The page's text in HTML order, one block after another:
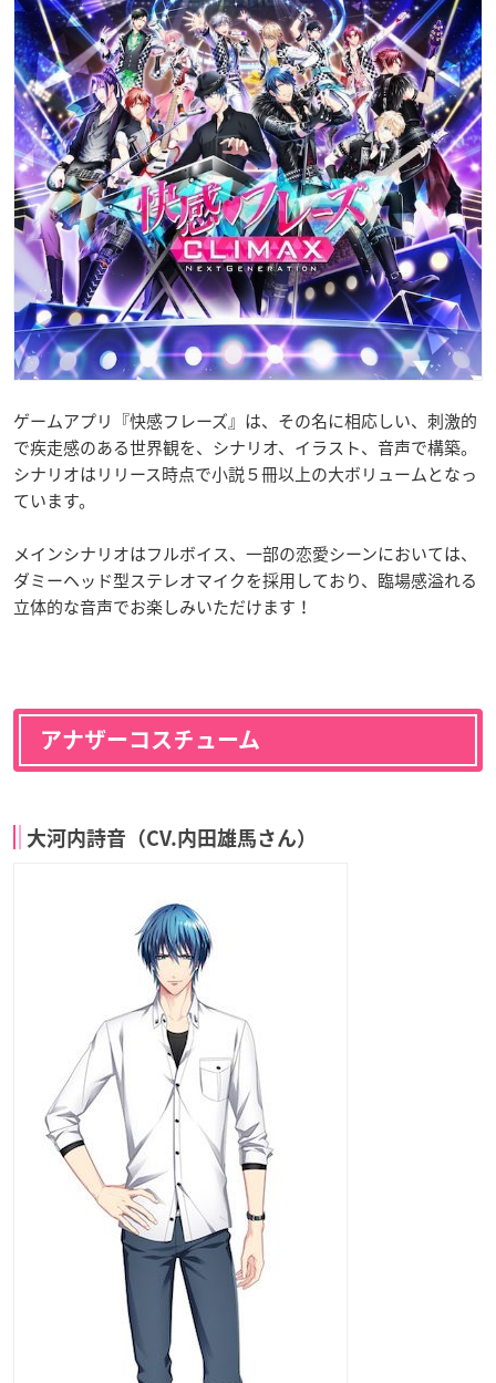
ゲームアプリ『快感フレーズ』は、その名に相応しい、刺激的
で疾走感のある世界観を、シナリオ、イラスト、音声で構築。
シナリオはリリース時点で小説５冊以上の大ボリュームとなっ
ています。
メインシナリオはフルボイス、一部の恋愛シーンにおいては、
ダミーヘッド型ステレオマイクを採用しており、臨場感溢れる
立体的な音声でお楽しみいただけます！
アナザーコスチューム
大河内詩音（CV.内田雄馬さん）